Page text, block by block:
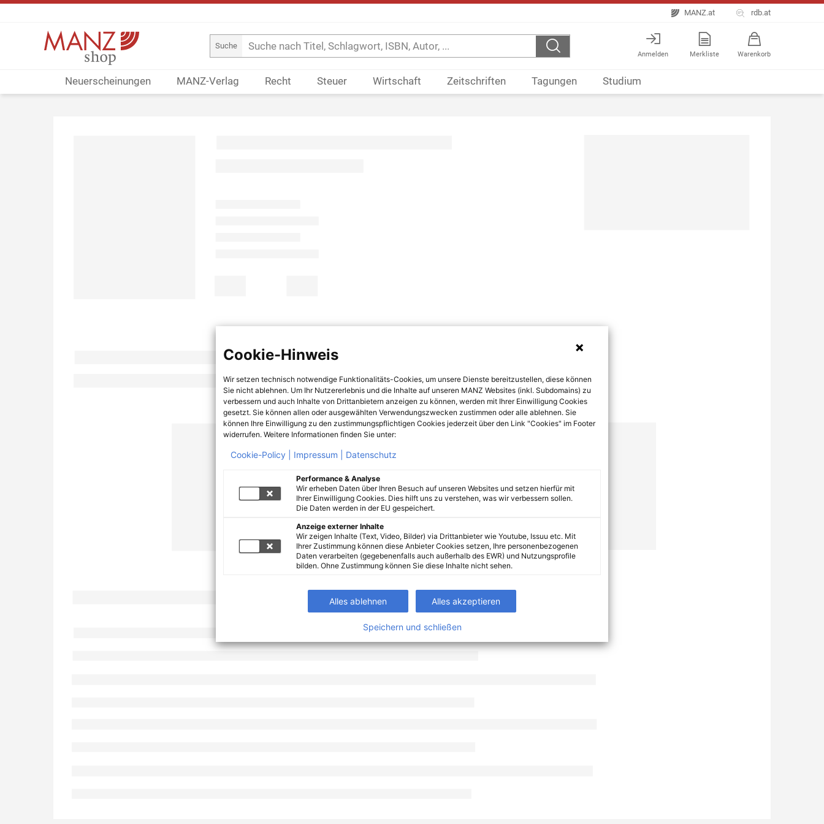
MANZ.at rdb.at
Suche
Anmelden Merkliste Warenkorb
Neuerscheinungen MANZ-Verlag Recht Steuer Wirtschaft Zeitschriften Tagungen Studium
Cookie-Hinweis
Wir setzen technisch notwendige Funktionalitäts-Cookies, um unsere Dienste bereitzustellen, diese können
Sie nicht ablehnen. Um Ihr Nutzererlebnis und die Inhalte auf unseren MANZ Websites (inkl. Subdomains) zu
verbessern und auch Inhalte von Drittanbietern anzeigen zu können, werden mit Ihrer Einwilligung Cookies
gesetzt. Sie können allen oder ausgewählten Verwendungszwecken zustimmen oder alle ablehnen. Sie
können Ihre Einwilligung zu den zustimmungspflichtigen Cookies jederzeit über den Link "Cookies" im Footer
widerrufen. Weitere Informationen finden Sie unter:
Cookie-Policy | Impressum | Datenschutz
Performance & Analyse
Wir erheben Daten über Ihren Besuch auf unseren Websites und setzen hierfür mit
Ihrer Einwilligung Cookies. Dies hilft uns zu verstehen, was wir verbessern sollen.
Die Daten werden in der EU gespeichert.
Anzeige externer Inhalte
Wir zeigen Inhalte (Text, Video, Bilder) via Drittanbieter wie Youtube, Issuu etc. Mit
Ihrer Zustimmung können diese Anbieter Cookies setzen, Ihre personenbezogenen
Daten verarbeiten (gegebenenfalls auch außerhalb des EWR) und Nutzungsprofile
bilden. Ohne Zustimmung können Sie diese Inhalte nicht sehen.
Alles ablehnen Alles akzeptieren
Speichern und schließen